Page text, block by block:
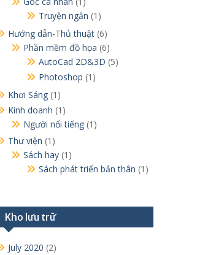
Truyện ngắn (1)
Hướng dẫn-Thủ thuật(6)
Phần mềm đồ họa (6)
AutoCad 2D&3D (5)
Photoshop (1)
Khơi Sáng(1)
Kinh doanh (1)
Người nổi tiếng(1)
Thư viện (1)
Sách hay(1)
Sách phát triển bản thân (1)
Kho lưu trữ
July 2020 (2)